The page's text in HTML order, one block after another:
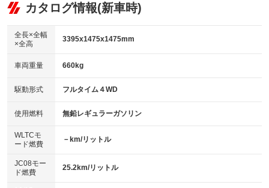
リフトアップ
：装備なし
：装備なし
パワーウィンドウ
アイドリングストップ
：装備なし
USB入力端子
：装備なし
100V電源
：装備なし
センターデフロック
：装備なし
電動格納ミラー
：装備なし
ビジュアル
：装備なし
：装備あり
革シート
キーレス
HID(キセノンライト)
：装備なし
バックカメラ
：装備なし
エアロ
：装備なし
：装備なし
パワーシート
カタログ情報(新車時)
全長×全幅
×全高
3395x1475x1475mm
車両重量 660kg
駆動形式 フルタイム４WD
使用燃料 無鉛レギュラーガソリン
WLTCモ
ード燃費
－km/リットル
JC08モー
ド燃費
25.2km/リットル